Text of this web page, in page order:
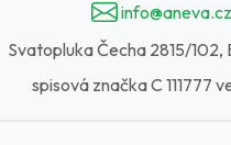
info@aneva.cz
Svatopluka Čecha 2815/102,
spisová značka C 111777